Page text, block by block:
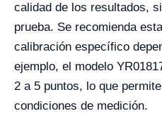
calidad de los resultados,
prueba. Se recomienda
calibración específico
ejemplo, el modelo
2 a 5 puntos, lo que
condiciones de medición.